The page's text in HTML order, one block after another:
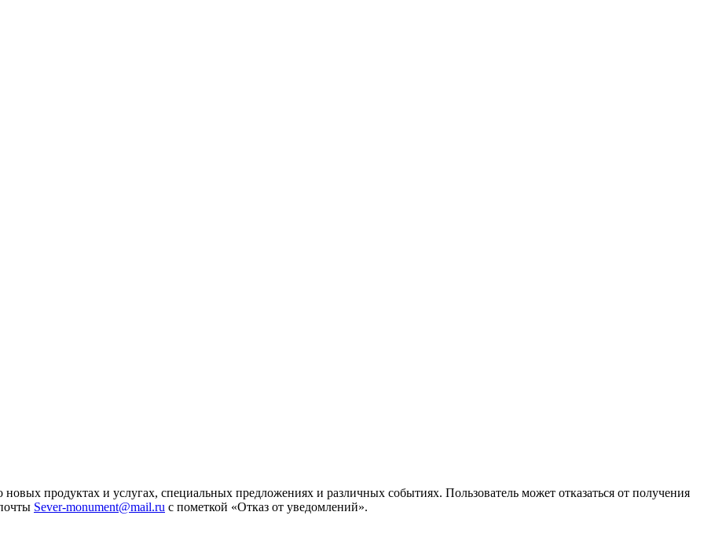
продуктах и услугах, специальных предложениях и различных событиях. Пользователь может отказаться от получения
Sever-monument@mail.ru с пометкой «Отказ от уведомлений».